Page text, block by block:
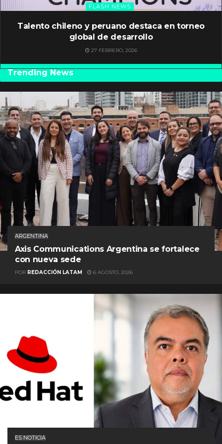
FLASH NEWS
Talento chileno y peruano destaca en torneo
global de desarrollo
27 FEBRERO, 2026
Trending News
ARGENTINA
Axis Communications Argentina se fortalece
con nueva sede
POR REDACCIÓN LATAM 6 AGOSTO, 2026
ES NOTICIA